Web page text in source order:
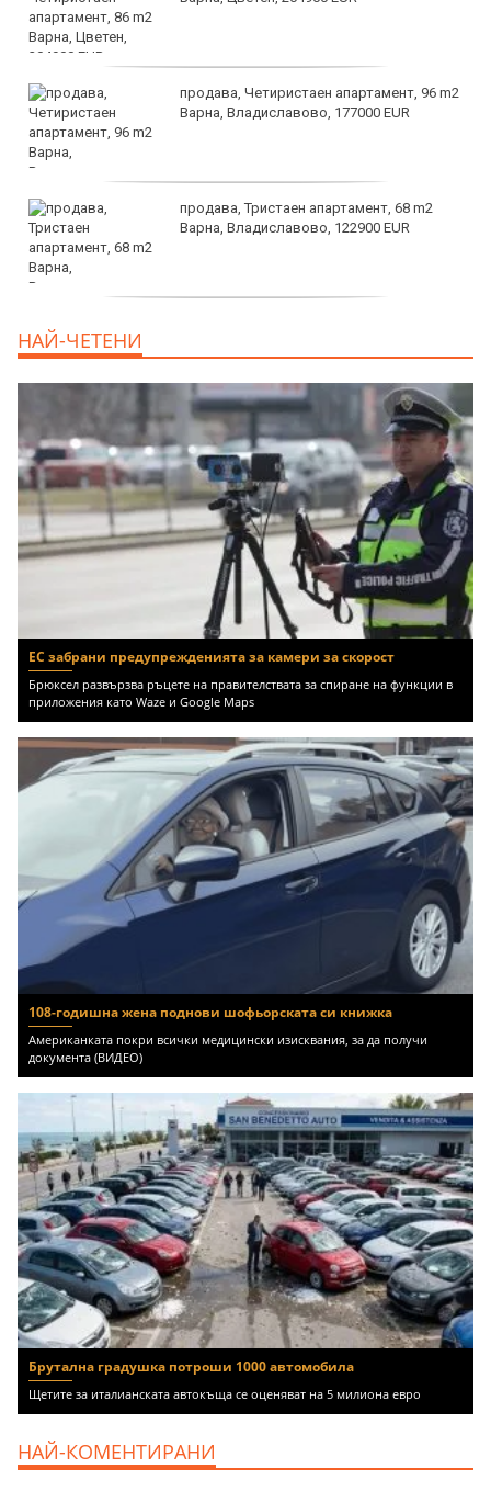
продава, Четиристаен апартамент, 96 m2
Варна, Владиславово, 177000 EUR
продава, Тристаен апартамент, 68 m2
Варна, Владиславово, 122900 EUR
НАЙ-ЧЕТЕНИ
ЕС забрани предупрежденията за камери за скорост
Брюксел развързва ръцете на правителствата за спиране на функции в
приложения като Waze и Google Maps
108-годишна жена поднови шофьорската си книжка
Американката покри всички медицински изисквания, за да получи
документа (ВИДЕО)
Брутална градушка потроши 1000 автомобила
Щетите за италианската автокъща се оценяват на 5 милиона евро
НАЙ-КОМЕНТИРАНИ